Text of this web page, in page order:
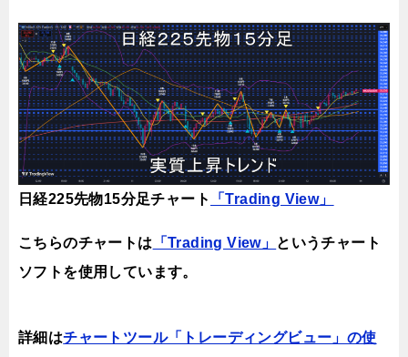
日経225先物15分足チャート 「Trading View」
こちらのチャートは 「Trading View」 というチャート
ソフトを使用しています。
詳細はチャートツール「トレーディングビュー」の使